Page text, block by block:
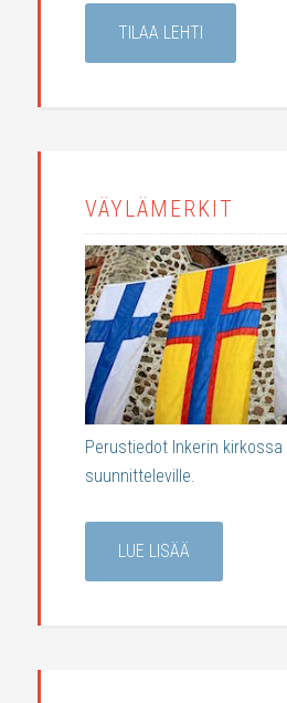
TILAA LEHTI
VÄYLÄMERKIT
Perustiedot Inkerin kirkossa
suunnitteleville.
LUE LISÄÄ